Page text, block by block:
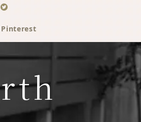
Pinterest